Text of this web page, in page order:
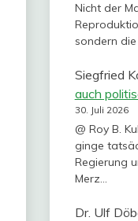
Nicht der
sondern
Siegfried
auch
30. Juli 2026
@ Roy B.
ginge
Regierung
Merz…
Dr. Ulf